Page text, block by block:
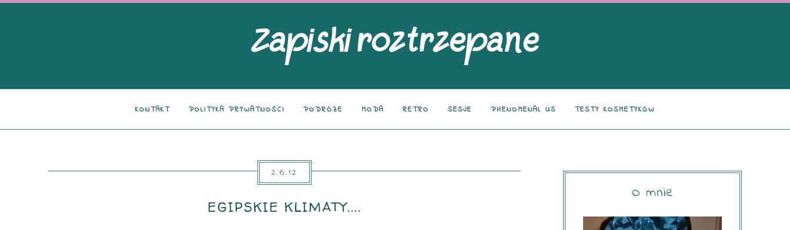
KONTAKT POLITYKA PRYWATNOŚCI PODRÓŻE MODA RETRO SESJE PHENOMENAL US TESTY KOSMETYKÓW
2.6.12
EGIPSKIE KLIMATY....
O mnie